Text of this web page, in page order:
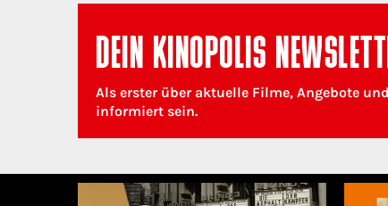
DEIN KINOPOLIS
Als erster über aktuelle Filme, Angebote
informiert sein.